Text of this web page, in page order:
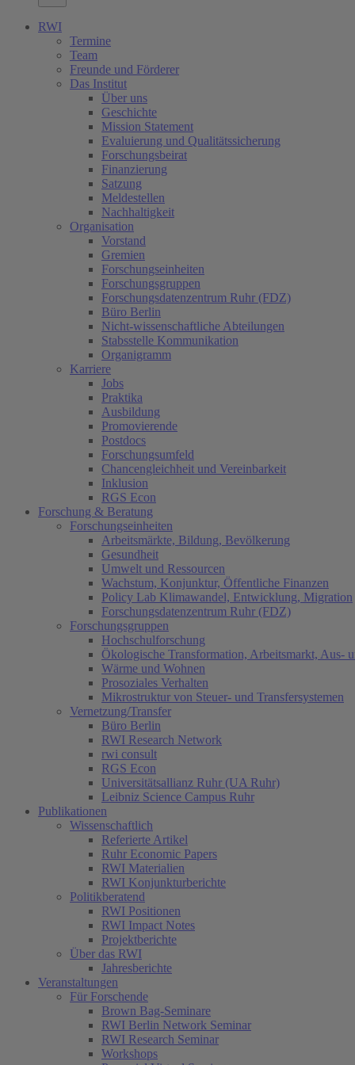
RWI
Termine
Team
Freunde und Förderer
Das Institut
Über uns
Geschichte
Mission Statement
Evaluierung und Qualitätssicherung
Forschungsbeirat
Finanzierung
Satzung
Meldestellen
Nachhaltigkeit
Organisation
Vorstand
Gremien
Forschungseinheiten
Forschungsgruppen
Forschungsdatenzentrum Ruhr (FDZ)
Büro Berlin
Nicht-wissenschaftliche Abteilungen
Stabsstelle Kommunikation
Organigramm
Karriere
Jobs
Praktika
Ausbildung
Promovierende
Postdocs
Forschungsumfeld
Chancengleichheit und Vereinbarkeit
Inklusion
RGS Econ
Forschung & Beratung
Forschungseinheiten
Arbeitsmärkte, Bildung, Bevölkerung
Gesundheit
Umwelt und Ressourcen
Wachstum, Konjunktur, Öffentliche Finanzen
Policy Lab Klimawandel, Entwicklung, Migration
Forschungsdatenzentrum Ruhr (FDZ)
Forschungsgruppen
Hochschulforschung
Ökologische Transformation, Arbeitsmarkt, Aus-
Wärme und Wohnen
Prosoziales Verhalten
Mikrostruktur von Steuer- und Transfersystemen
Vernetzung/Transfer
Büro Berlin
RWI Research Network
rwi consult
RGS Econ
Universitätsallianz Ruhr (UA Ruhr)
Leibniz Science Campus Ruhr
Publikationen
Wissenschaftlich
Referierte Artikel
Ruhr Economic Papers
RWI Materialien
RWI Konjunkturberichte
Politikberatend
RWI Positionen
RWI Impact Notes
Projektberichte
Über das RWI
Jahresberichte
Veranstaltungen
Für Forschende
Brown Bag-Seminare
RWI Berlin Network Seminar
RWI Research Seminar
Workshops